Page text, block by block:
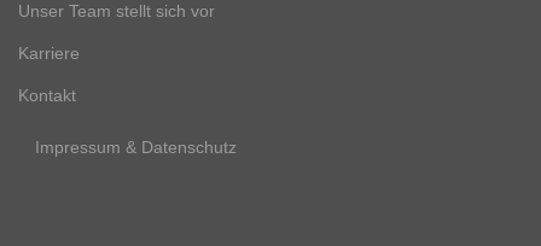
Unser Team stellt sich vor
Karriere
Kontakt
Impressum & Datenschutz